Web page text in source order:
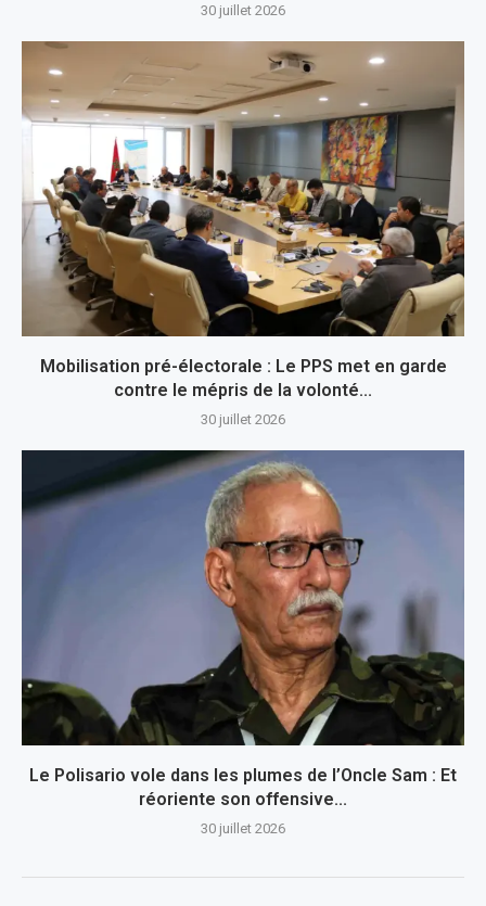
30 juillet 2026
Mobilisation pré-électorale : Le PPS met en garde
contre le mépris de la volonté...
30 juillet 2026
Le Polisario vole dans les plumes de l’Oncle Sam : Et
réoriente son offensive...
30 juillet 2026